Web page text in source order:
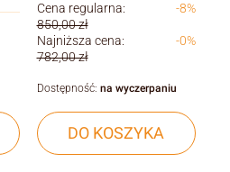
Cena regularna:
850,00 zł
-8%
Najniższa cena:
782,00 zł
-0%
DO KOSZYKA
Dostępność: na wyczerpaniu